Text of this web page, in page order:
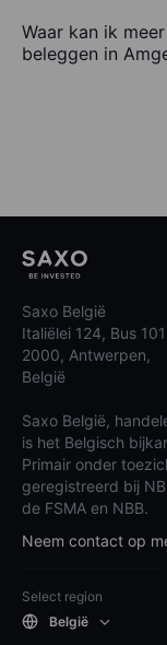
Waar kan ik
beleggen in
Saxo België
Italiëlei 124, Bus 101
2000, Antwerpen,
België
Saxo België,
is het Belgisch
Primair onder
geregistreerd bij
de FSMA en NBB.
Neem contact op
Select region
België